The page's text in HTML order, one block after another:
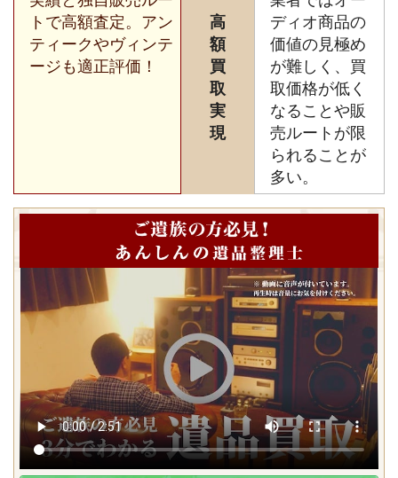
トで高額査定。アン
ティークやヴィンテ
ージも適正評価！
高
額
買
取
実
現
ディオ商品の
価値の見極め
が難しく、買
取価格が低く
なることや販
売ルートが限
られることが
多い。